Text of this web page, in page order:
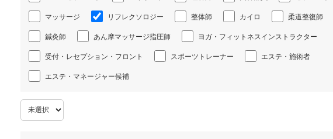
マッサージ リフレクソロジー 整体師 カイロ 柔道整復師
鍼灸師 あん摩マッサージ指圧師 ヨガ・フィットネスインストラクター
受付・レセプション・フロント スポーツトレーナー エステ・施術者
エステ・マネージャー候補